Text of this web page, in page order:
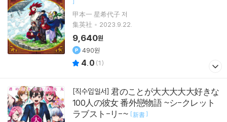
甲本一 星希代子 저
集英社
2023.9.22.
9,640원
490원
4.0 (1)
[직수입일서] 君のことが大大大大大好きな
100人の彼女 番外戀物語 ~シ-クレット
ラブスト-リ-~ [新書]